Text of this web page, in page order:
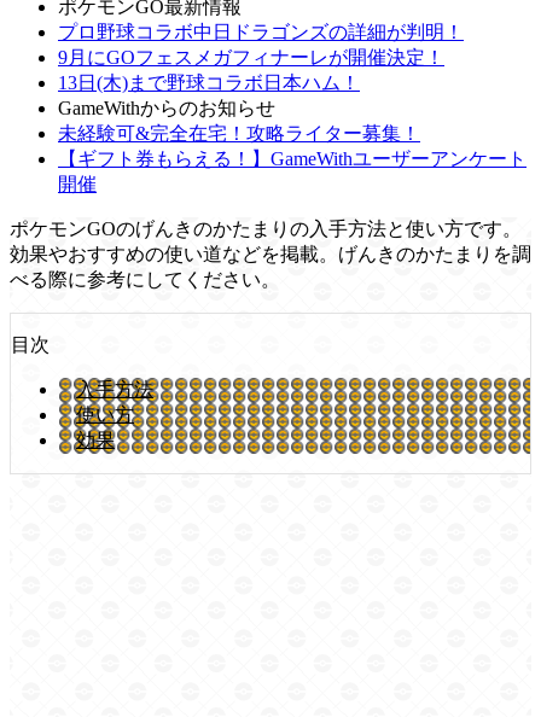
ポケモンGO最新情報
プロ野球コラボ中日ドラゴンズの詳細が判明！
9月にGOフェスメガフィナーレが開催決定！
13日(木)まで野球コラボ日本ハム！
GameWithからのお知らせ
未経験可&完全在宅！攻略ライター募集！
【ギフト券もらえる！】GameWithユーザーアンケート
開催
ポケモンGOのげんきのかたまりの入手方法と使い方です。
効果やおすすめの使い道などを掲載。げんきのかたまりを調
べる際に参考にしてください。
目次
入手方法
使い方
効果